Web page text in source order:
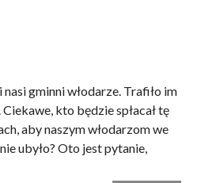
gminni włodarze. Trafiło im
kto będzie spłacał tę
aby naszym włodarzom we
ubyło? Oto jest pytanie,